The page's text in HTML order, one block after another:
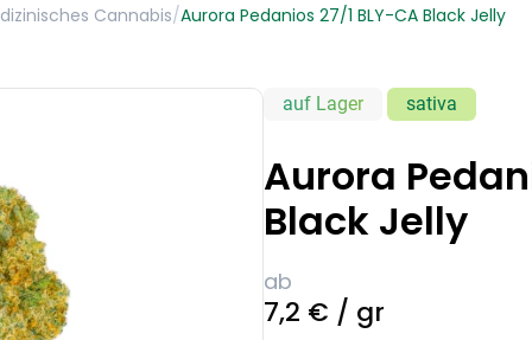
Cannabis/Aurora Pedanios 27/1 BLY-CA Black Jelly
auf Lager sativa
Aurora
Black Jelly
ab
7,2 € / gr